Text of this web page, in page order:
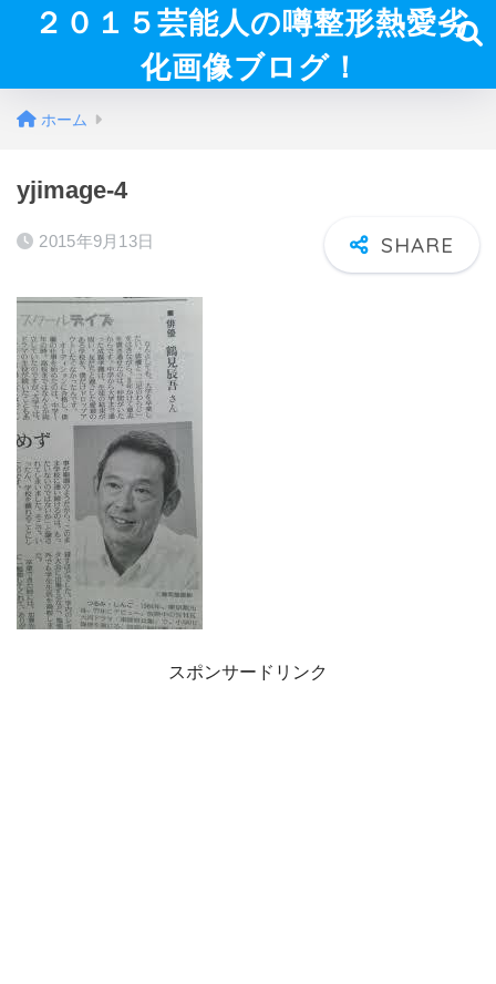
２０１５芸能人の噂整形熱愛劣
化画像ブログ！
ホーム
yjimage-4
2015年9月13日
スポンサードリンク